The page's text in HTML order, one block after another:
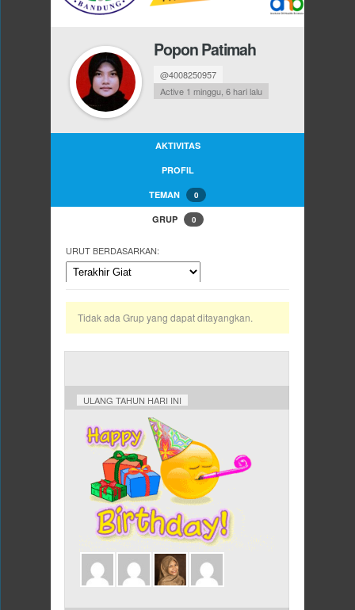
Popon Patimah
@4008250957
Active 1 minggu, 6 hari lalu
AKTIVITAS
PROFIL
TEMAN 0
GRUP 0
URUT BERDASARKAN:
Tidak ada Grup yang dapat ditayangkan.
ULANG TAHUN HARI INI